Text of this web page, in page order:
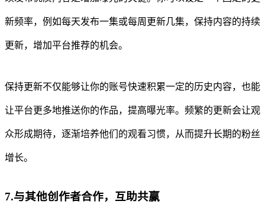
新频率，例如每天发布一集或每周更新几集，保持内容的持续
更新，增加平台推荐的机会。
保持更新不仅能够让你的账号快速积累一定的历史内容，也能
让平台更多地推送你的作品，提高曝光率。频繁的更新会让观
众形成期待，逐渐培养他们的观看习惯，从而提升长期的粉丝
增长。
7.与其他创作者合作，互助共赢